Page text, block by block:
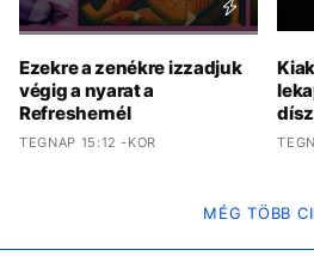
Ezekre a zenékre izzadjuk
végig a nyarat a
Refreshernél
TEGNAP 15:12 -KOR
MÉG TÖBB